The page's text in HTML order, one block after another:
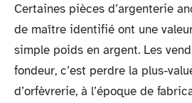
Certaines pièces d’argenterie
de maître identifié ont une
simple poids en argent. Les
fondeur, c’est perdre la plus-
d’orfèvrerie, à l’époque de